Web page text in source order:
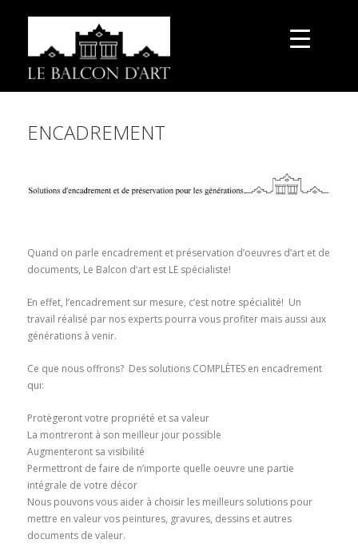
ENCADREMENT
Quand on parle encadrement et préservation d’oeuvres d’art et de
documents, Le Balcon d’art est LE spécialiste!
En effet, l’encadrement sur mesure, c’est notre spécialité! Un
travail réalisé par nos experts pourra vous profiter mais aussi aux
générations à venir.
Ce que nous offrons? Des solutions COMPLÈTES en encadrement
qui:
Protègeront votre propriété et sa valeur
La montreront à son meilleur jour possible
Augmenteront sa visibilité
Permettront de faire de n’importe quelle oeuvre une partie
intégrale de votre décor
Nous pouvons vous aider à choisir les meilleurs solutions pour
mettre en valeur vos peintures, gravures, dessins et autres
documents de valeur.